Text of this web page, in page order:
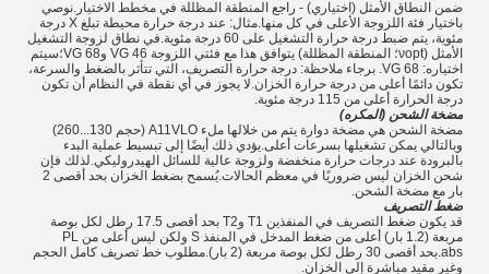
ضمن النطاق الأمثل (اختياري) - راجع المنطقة المظللة في مخطط الاختيار.نوصي
باختيار فئة اللزوجة الأعلى في كل منها.مثال: عند درجة حرارة محيطة تبلغ X درجة
مئوية، يتم ضبط درجة حرارة التشغيل على 60 درجة مئوية.في نطاق لزوجة التشغيل
الأمثل (νopt؛ المنطقة المظللة) يتوافق هذا مع فئتي اللزوجة VG 46 وVG 68؛سيتم
اختياره: VG 68. برجاء ملاحظة: درجة حرارة التصريف، التي تتأثر بالضغط والسرعة،
تكون دائمًا أعلى من درجة حرارة الخزان.لا يجوز في أي نقطة في النظام أن تكون
درجة الحرارة أعلى من 115 درجة مئوية.
مضخة الشحن (المكره)
مضخة الشحن هي مضخة دوارة يتم من خلالها ملء A11VLO (حجم 130...260)
وبالتالي يمكن تشغيلها بسرعات أعلى.يؤدي ذلك أيضًا إلى تبسيط عملية البدء
بالبرودة عند درجات حرارة منخفضة ولزوجة عالية للسائل الهيدروليكي.لذلك فإن
شحن الخزان ليس ضروريًا في معظم الحالات.يُسمح بضغط الخزان بحد أقصى 2
بار مع مضخة الشحن.
ضغط التصريف
قد يكون ضغط التصريف في المنفذين T1 وT2 بحد أقصى 17.5 رطل لكل بوصة
مربعة (1.2 بار) أعلى من ضغط المدخل في المنفذ S ولكن ليس أعلى من PL
abs.بحد أقصى 30 رطل لكل بوصة مربعة (2 بار).مطلوب خط تصريف كامل الحجم
وغير مقيد مباشرة إلى الخزان.